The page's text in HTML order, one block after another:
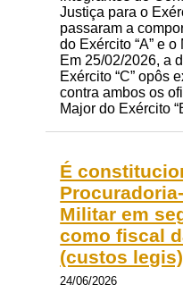
Justiça para o
passaram a
do Exército “A” e o
Em 25/02/2026, a
Exército “C” opôs
contra ambos os
Major do Exército
É
Militar em
como fiscal
(custos legis)
24/06/2026